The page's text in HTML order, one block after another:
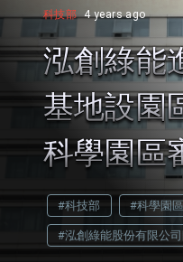
科技部 4 years ago
泓創綠能
基地設
科學園區
#科技部 #科學園
#泓創綠能股份有限公